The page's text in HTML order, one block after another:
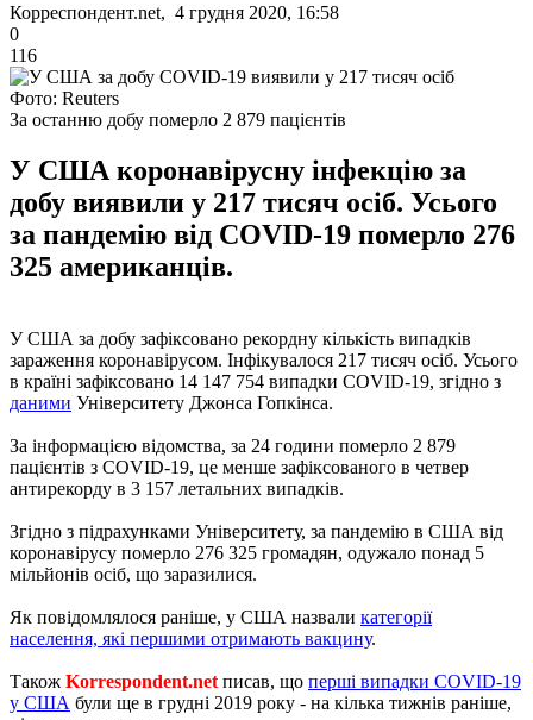
Корреспондент.net, 4 грудня 2020, 16:58
0
116
Фото: Reuters
За останню добу померло 2 879 пацієнтів
У США коронавірусну інфекцію за
добу виявили у 217 тисяч осіб. Усього
за пандемію від COVID-19 померло 276
325 американців.
У США за добу зафіксовано рекордну кількість випадків
зараження коронавірусом. Інфікувалося 217 тисяч осіб. Усього
в країні зафіксовано 14 147 754 випадки COVID-19, згідно з
даними Університету Джонса Гопкінса.
За інформацією відомства, за 24 години померло 2 879
пацієнтів з COVID-19, це менше зафіксованого в четвер
антирекорду в 3 157 летальних випадків.
Згідно з підрахунками Університету, за пандемію в США від
коронавірусу померло 276 325 громадян, одужало понад 5
мільйонів осіб, що заразилися.
Як повідомлялося раніше, у США назвали категорії
населення, які першими отримають вакцину.
Також Korrespondent.net писав, що перші випадки COVID-19
у США були ще в грудні 2019 року - на кілька тижнів раніше,